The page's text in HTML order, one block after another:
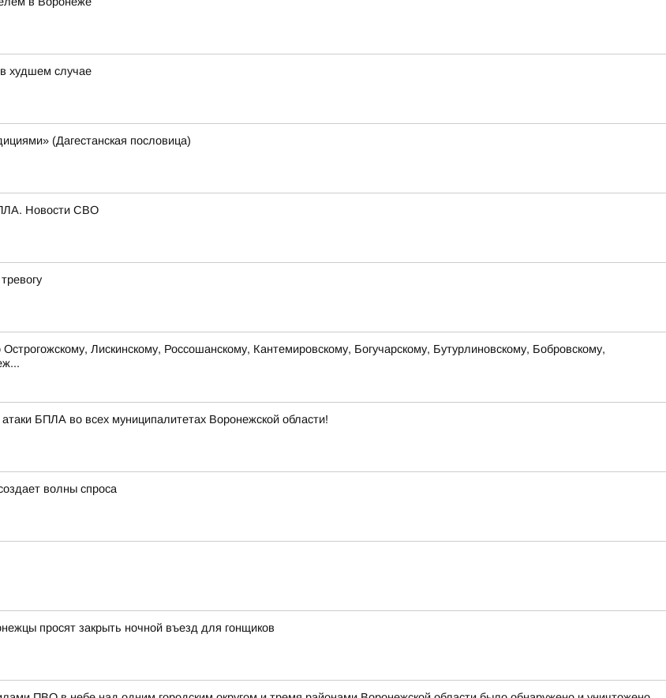
худшем случае
(Дагестанская пословица)
Новости СВО
Лискинскому, Россошанскому, Кантемировскому, Богучарскому, Бутурлиновскому, Бобровскому,
БПЛА во всех муниципалитетах Воронежской области!
волны спроса
просят закрыть ночной въезд для гонщиков